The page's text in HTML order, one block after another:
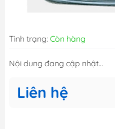
Tình trạng: Còn hàng
Nội dung đang cập nhật...
Liên hệ